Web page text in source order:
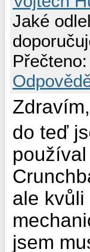
Jaké
Zdravím,
do teď
používal
ale kvůli
jsem